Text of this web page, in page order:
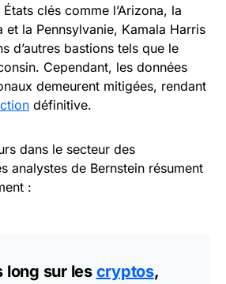
clés comme l’Arizona, la
et la Pennsylvanie, Kamala Harris
d’autres bastions tels que le
Cependant, les données
demeurent mitigées, rendant
définitive.
dans le secteur des
analystes de Bernstein résument
:
long sur les cryptos,